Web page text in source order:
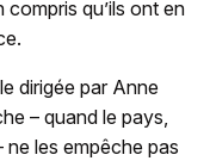
qu’ils ont en
dirigée par Anne
– quand le pays,
ne les empêche pas